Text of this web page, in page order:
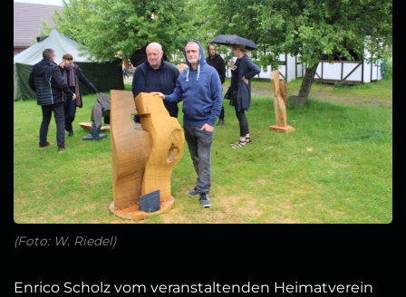
(Foto: W. Riedel)
Enrico Scholz vom veranstaltenden Heimatverein